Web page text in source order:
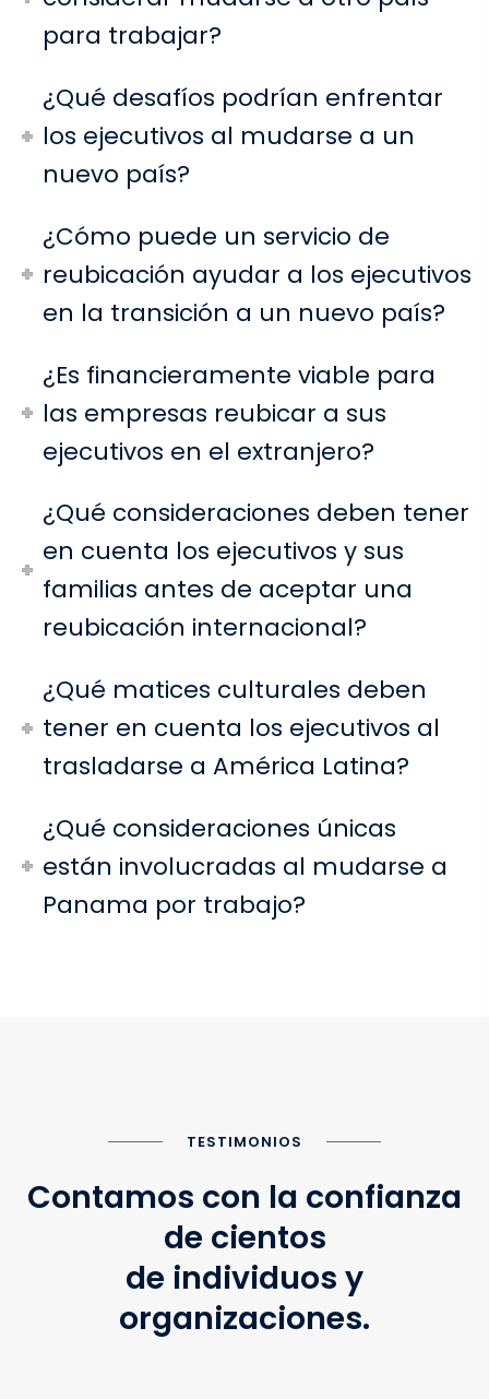
para trabajar?
¿Qué desafíos podrían enfrentar
los ejecutivos al mudarse a un
nuevo país?
¿Cómo puede un servicio de
reubicación ayudar a los ejecutivos
en la transición a un nuevo país?
¿Es financieramente viable para
las empresas reubicar a sus
ejecutivos en el extranjero?
¿Qué consideraciones deben tener
en cuenta los ejecutivos y sus
familias antes de aceptar una
reubicación internacional?
¿Qué matices culturales deben
tener en cuenta los ejecutivos al
trasladarse a América Latina?
¿Qué consideraciones únicas
están involucradas al mudarse a
Panama por trabajo?
TESTIMONIOS
Contamos con la confianza
de cientos
de individuos y
organizaciones.